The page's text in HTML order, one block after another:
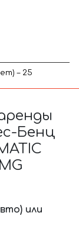
– 25
Бенц
или